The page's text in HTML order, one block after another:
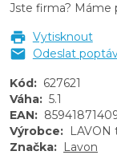
Jste firma? Máme
Vytisknout
Odeslat
Kód: 627621
Váha: 5.1
EAN:
Výrobce: LAVON
Značka: Lavon